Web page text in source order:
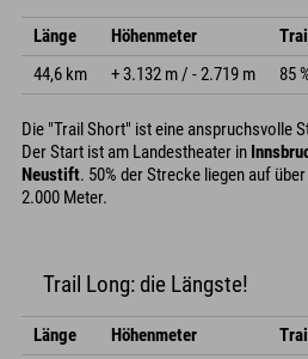
Länge Höhenmeter
44,6 km
+ 3.132 m / - 2.719 m 85
Die "Trail Short" ist eine anspruchsvolle
Der Start ist am Landestheater in
Neustift. 50% der Strecke liegen auf
2.000 Meter.
Trail Long: die Längste!
Länge Höhenmeter Trail